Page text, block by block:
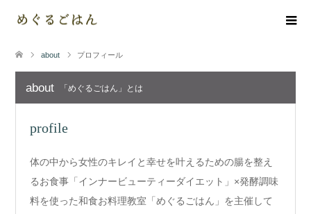
about プロフィール
about 「めぐるごはん」とは
profile
体の中から女性のキレイと幸せを叶えるための腸を整え
るお食事「インナービューティーダイエット」×発酵調味
料を使った和食お料理教室「めぐるごはん」を主催して